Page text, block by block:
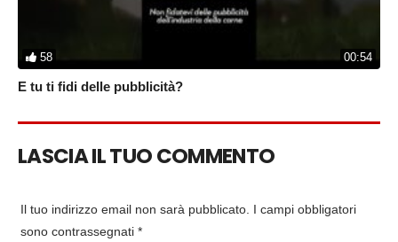
58 00:54
E tu ti fidi delle pubblicità?
LASCIA IL TUO COMMENTO
Il tuo indirizzo email non sarà pubblicato. I campi obbligatori
sono contrassegnati *